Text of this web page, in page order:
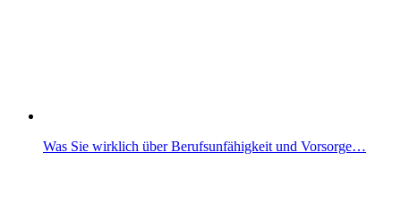
Was Sie wirklich über Berufsunfähigkeit und Vorsorge…